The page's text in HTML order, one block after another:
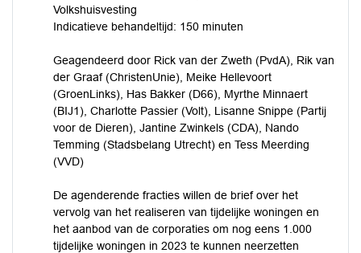
Volkshuisvesting
Indicatieve behandeltijd: 150 minuten
Geagendeerd door Rick van der Zweth (PvdA), Rik van
der Graaf (ChristenUnie), Meike Hellevoort
(GroenLinks), Has Bakker (D66), Myrthe Minnaert
(BIJ1), Charlotte Passier (Volt), Lisanne Snippe (Partij
voor de Dieren), Jantine Zwinkels (CDA), Nando
Temming (Stadsbelang Utrecht) en Tess Meerding
(VVD)
De agenderende fracties willen de brief over het
vervolg van het realiseren van tijdelijke woningen en
het aanbod van de corporaties om nog eens 1.000
tijdelijke woningen in 2023 te kunnen neerzetten